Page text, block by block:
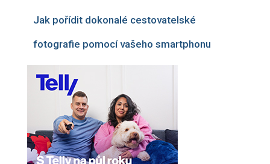
Jak pořídit dokonalé cestovatelské
fotografie pomocí vašeho smartphonu